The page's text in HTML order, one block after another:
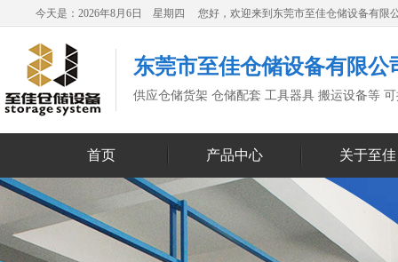
今天是：2026年8月6日 星期四 您好，欢迎来到东莞市至佳仓储设备有限
东莞市至佳仓储设备有限公
供应仓储货架 仓储配套 工具器具 搬运设备等
首页 产品中心 关于至佳